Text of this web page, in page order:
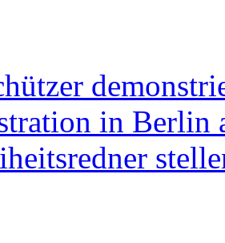
in Berlin